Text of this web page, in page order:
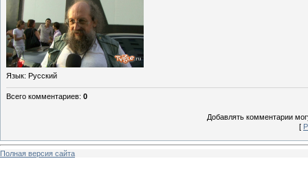
Язык: Русский
Всего комментариев: 0
Добавлять комментарии
[
Полная версия сайта